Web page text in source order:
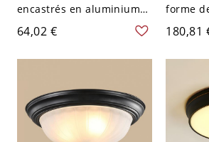
encastrés en aluminium
Traditionnel 1-lanterne
pour balcon - 110 V-120 V
Noir 19,05 cm
64,02 €
forme
V-120 V
180,81